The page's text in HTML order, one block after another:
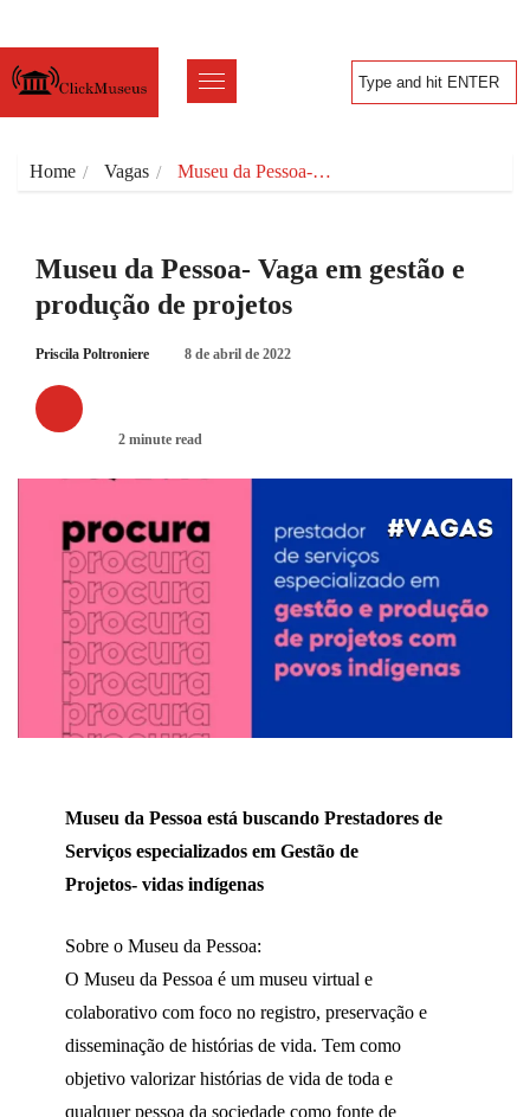
Home Vagas Museu da Pessoa-…
Museu da Pessoa- Vaga em gestão e
produção de projetos
Priscila Poltroniere 8 de abril de 2022
2 minute read
Museu da Pessoa está buscando Prestadores de
Serviços especializados em Gestão de
Projetos- vidas indígenas
Sobre o Museu da Pessoa:
O Museu da Pessoa é um museu virtual e
colaborativo com foco no registro, preservação e
disseminação de histórias de vida. Tem como
objetivo valorizar histórias de vida de toda e
qualquer pessoa da sociedade como fonte de